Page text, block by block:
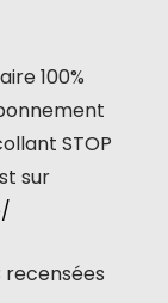
100%
STOP
sur
recensées